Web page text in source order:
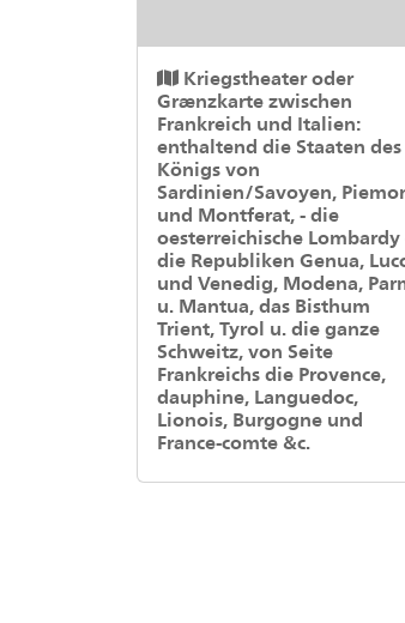
Kriegstheater oder
Grænzkarte zwischen
Frankreich und Italien:
enthaltend die Staaten des
Königs von
Sardinien/Savoyen,
und Montferat, - die
oesterreichische Lombardy
die Republiken Genua,
und Venedig, Modena,
u. Mantua, das Bisthum
Trient, Tyrol u. die ganze
Schweitz, von Seite
Frankreichs die Provence,
dauphine, Languedoc,
Lionois, Burgogne und
France-comte &c.